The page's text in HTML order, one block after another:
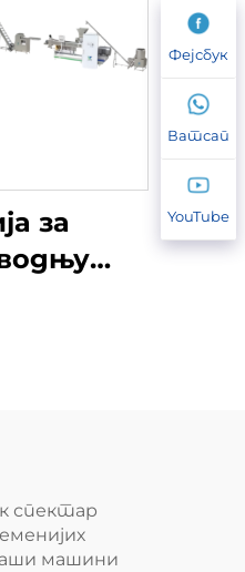
за
спектар
машини
Фејсбук
Ватсап
YouTube